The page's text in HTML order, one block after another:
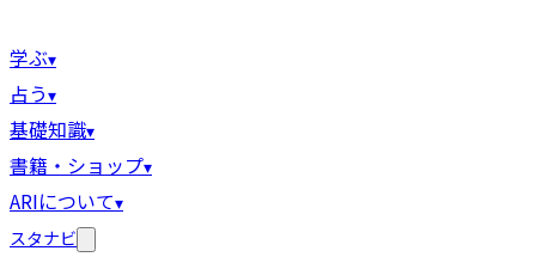
学ぶ▾
占う▾
基礎知識▾
書籍・ショップ▾
ARIについて▾
スタナビ